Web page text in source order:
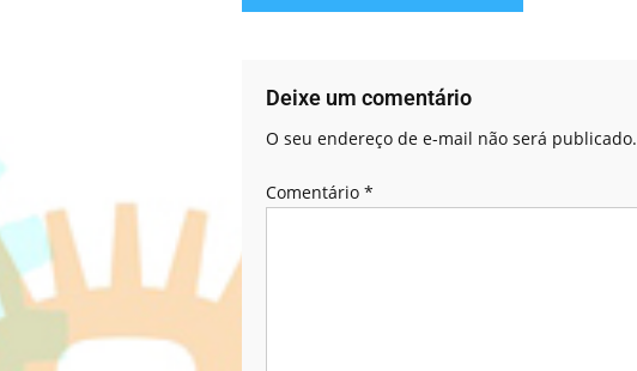
Deixe um comentário
O seu endereço de e-mail não será publicado.
Comentário *